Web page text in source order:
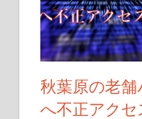
秋葉原の老舗
へ不正アク